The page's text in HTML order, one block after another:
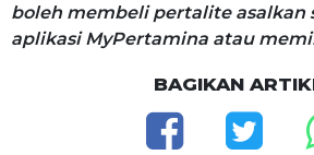
boleh membeli pertalite asalkan
aplikasi MyPertamina atau
BAGIKAN